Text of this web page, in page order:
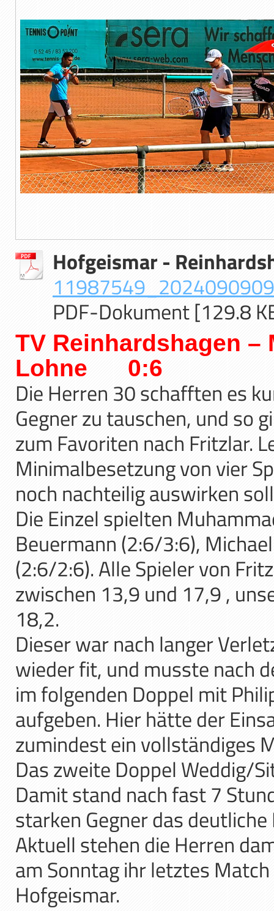
Hofgeismar -
PDF-Dokument [129.8
TV Reinhardshagen –
Lohne 0:6
Die Herren 30 schafften es
Gegner zu tauschen, und so
zum Favoriten nach Fritzlar.
Minimalbesetzung von vier
noch nachteilig auswirken
Die Einzel spielten
Beuermann (2:6/3:6),
(2:6/2:6). Alle Spieler von
zwischen 13,9 und 17,9 ,
18,2.
Dieser war nach langer
wieder fit, und musste nach
im folgenden Doppel mit
aufgeben. Hier hätte der
zumindest ein vollständiges
Das zweite Doppel Weddig/
Damit stand nach fast 7
starken Gegner das
Aktuell stehen die Herren
am Sonntag ihr letztes
Hofgeismar.